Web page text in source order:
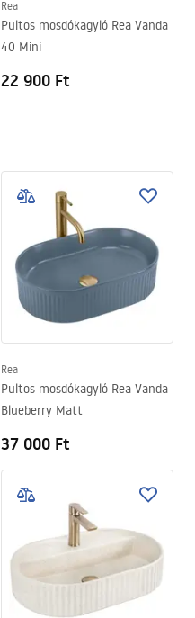
Rea
Pultos mosdókagyló Rea Vanda
40 Mini
22 900 Ft
Rea
Pultos mosdókagyló Rea Vanda
Blueberry Matt
37 000 Ft